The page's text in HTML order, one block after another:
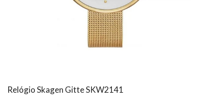
Relógio Skagen Gitte SKW2141